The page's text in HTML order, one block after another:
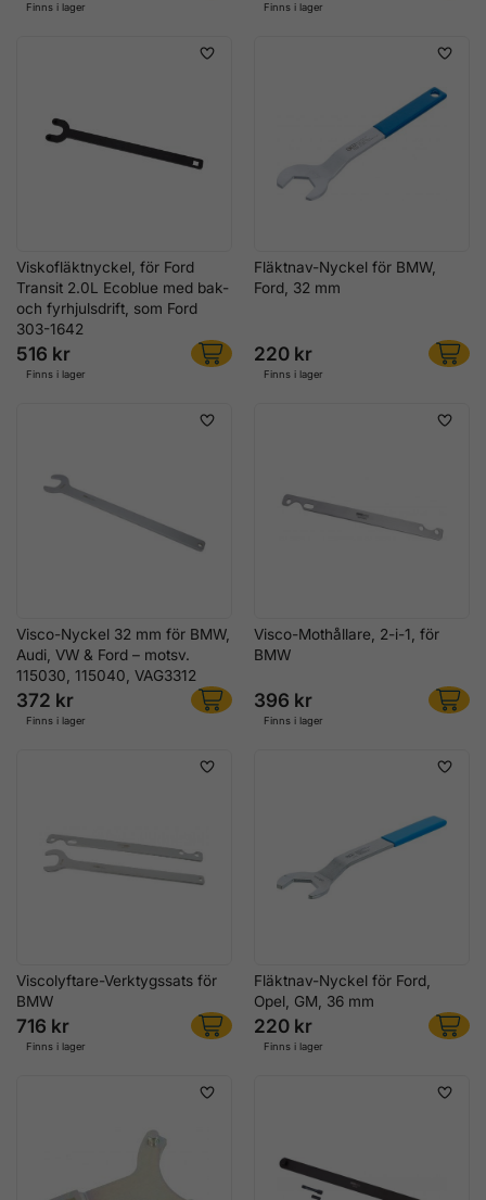
Finns i lager Finns i lager
Viskofläktnyckel, för Ford
Transit 2.0L Ecoblue med bak-
och fyrhjulsdrift, som Ford
303-1642
516 kr
Finns i lager
Fläktnav-Nyckel för BMW,
Ford, 32 mm
220 kr
Finns i lager
Visco-Nyckel 32 mm för BMW,
Audi, VW & Ford – motsv.
115030, 115040, VAG3312
372 kr
Finns i lager
Visco-Mothållare, 2-i-1, för
BMW
396 kr
Finns i lager
Viscolyftare-Verktygssats för
BMW
716 kr
Finns i lager
Fläktnav-Nyckel för Ford,
Opel, GM, 36 mm
220 kr
Finns i lager